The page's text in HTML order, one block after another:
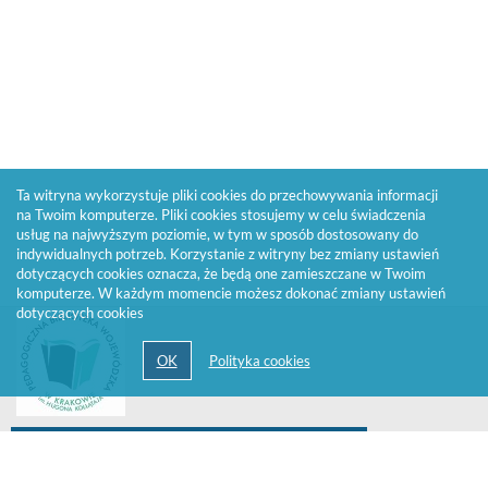
Ta witryna wykorzystuje pliki cookies do przechowywania informacji
na Twoim komputerze. Pliki cookies stosujemy w celu świadczenia
usług na najwyższym poziomie, w tym w sposób dostosowany do
indywidualnych potrzeb. Korzystanie z witryny bez zmiany ustawień
dotyczących cookies oznacza, że będą one zamieszczane w Twoim
komputerze. W każdym momencie możesz dokonać zmiany ustawień
dotyczących cookies